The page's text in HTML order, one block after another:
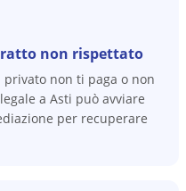
non rispettato
non ti paga o non
a Asti può avviare
per recuperare